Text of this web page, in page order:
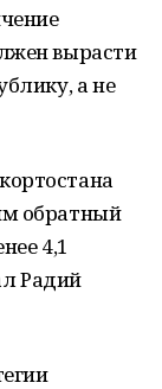
вырасти
а не
обратный
4,1
Радий